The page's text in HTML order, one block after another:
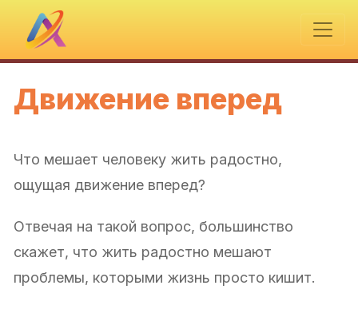
Движение вперед
Что мешает человеку жить радостно,
ощущая движение вперед?
Отвечая на такой вопрос, большинство
скажет, что жить радостно мешают
проблемы, которыми жизнь просто кишит.